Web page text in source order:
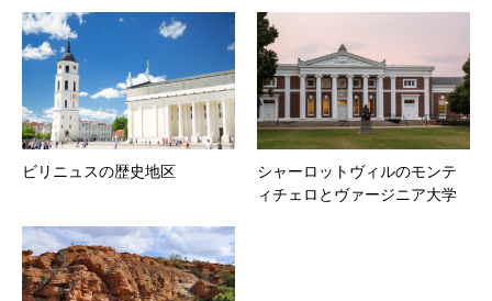
ビリニュスの歴史地区
シャーロットヴィルのモンテ
ィチェロとヴァージニア大学